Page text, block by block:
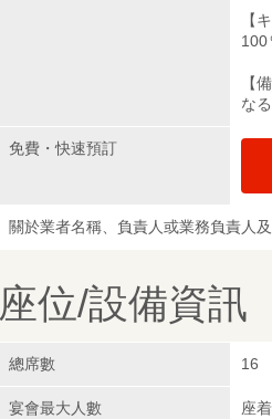
【
100
【
な
免費・快速預訂
關於業者名稱、負責人或業務負責人
座位/設備資訊
總席數 16
宴會最大人數
座